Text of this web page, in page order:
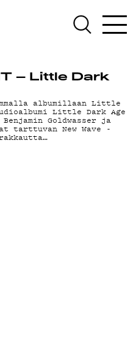
– Little Dark
albumillaan Little
Little Dark Age
Goldwasser ja
tarttuvan New Wave -